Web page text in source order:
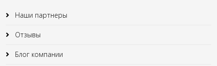
Наши партнеры
Отзывы
Блог компании